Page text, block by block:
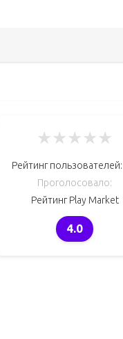
★★★★★
Рейтинг пользователей:
Проголосовало:
Рейтинг Play Market
4.0